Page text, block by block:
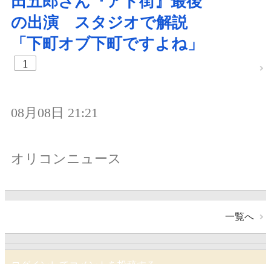
の出演 スタジオで解説
「下町オブ下町ですよね」
1
08月08日 21:21
オリコンニュース
一覧へ